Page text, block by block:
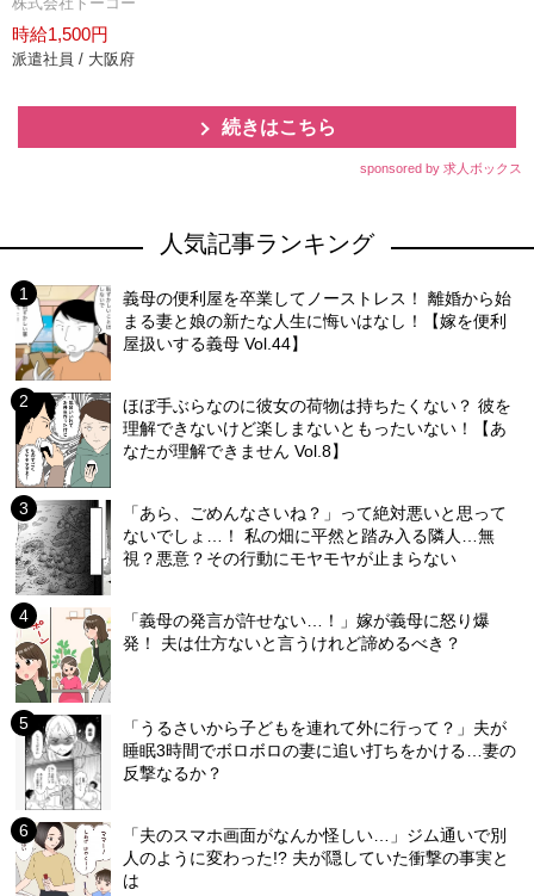
時給1,500円
派遣社員 / 大阪府
続きはこちら
sponsored by 求人ボックス
人気記事ランキング
義母の便利屋を卒業してノーストレス！ 離婚から始
まる妻と娘の新たな人生に悔いはなし！【嫁を便利
屋扱いする義母 Vol.44】
ほぼ手ぶらなのに彼女の荷物は持ちたくない？ 彼を
理解できないけど楽しまないともったいない！【あ
なたが理解できません Vol.8】
「あら、ごめんなさいね？」って絶対悪いと思って
ないでしょ…！ 私の畑に平然と踏み入る隣人…無
視？悪意？その行動にモヤモヤが止まらない
「義母の発言が許せない…！」嫁が義母に怒り爆
発！ 夫は仕方ないと言うけれど諦めるべき？
「うるさいから子どもを連れて外に行って？」夫が
睡眠3時間でボロボロの妻に追い打ちをかける…妻の
反撃なるか？
「夫のスマホ画面がなんか怪しい…」ジム通いで別
人のように変わった!? 夫が隠していた衝撃の事実と
は